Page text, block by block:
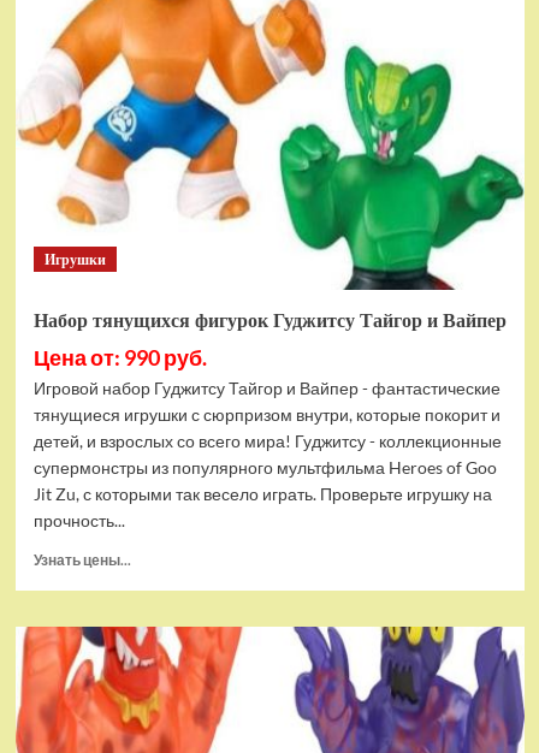
Sponge
Bob
SquarePants
Battle
For
Bikini
Bottom
Rehydrated
(XBOX
Игрушки
Набор тянущихся фигурок Гуджитсу Тайгор и Вайпер
Цена от: 990 руб.
Игровой набор Гуджитсу Тайгор и Вайпер - фантастические
тянущиеся игрушки с сюрпризом внутри, которые покорит и
детей, и взрослых со всего мира! Гуджитсу - коллекционные
супермонстры из популярного мультфильма Heroes of Goo
Jit Zu, с которыми так весело играть. Проверьте игрушку на
прочность...
Узнать цены...
Набор
тянущихся
фигурок
Гуджитсу
Тайгор
и